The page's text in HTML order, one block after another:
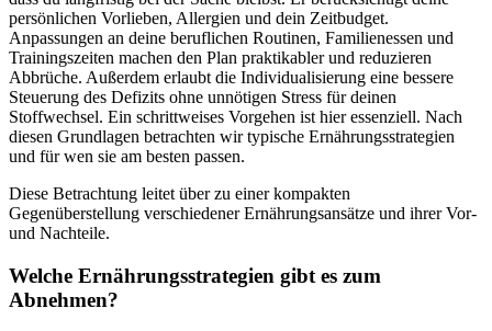
persönlichen Vorlieben, Allergien und dein Zeitbudget.
Anpassungen an deine beruflichen Routinen, Familienessen und
Trainingszeiten machen den Plan praktikabler und reduzieren
Abbrüche. Außerdem erlaubt die Individualisierung eine bessere
Steuerung des Defizits ohne unnötigen Stress für deinen
Stoffwechsel. Ein schrittweises Vorgehen ist hier essenziell. Nach
diesen Grundlagen betrachten wir typische Ernährungsstrategien
und für wen sie am besten passen.
Diese Betrachtung leitet über zu einer kompakten
Gegenüberstellung verschiedener Ernährungsansätze und ihrer Vor-
und Nachteile.
Welche Ernährungsstrategien gibt es zum
Abnehmen?